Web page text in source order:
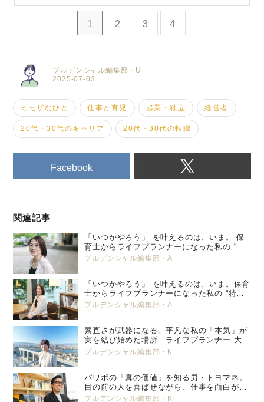
1 2 3 4
2025-07-03
プルデンシャル編集部・U
ミモザなひと 仕事と育児 起業・独立 経営者
20代・30代のキャリア 20代・30代の転職
Facebook
関連記事
「いつかやろう」 を叶えるのは、いま。 保
育士からライフプランナーになった私の “特
別養子縁組” という選択。 プルデンシャル
プルデンシャル編集部・A
「いつかやろう」 を叶えるのは、いま。保育
士からライフプランナーになった私の “特別
養子縁組” という選択。 プルデンシャル生
プルデンシャル編集部・A
素直さが武器になる。平凡な私の「本気」が
実を結び始めた場所 ライフプランナー 大塚
美那
プルデンシャル編集部・K
パワポの「真の価値」を知る男・トヨマネ。
目の前の人を喜ばせながら、仕事を面白がっ
ていく
プルデンシャル編集部・K